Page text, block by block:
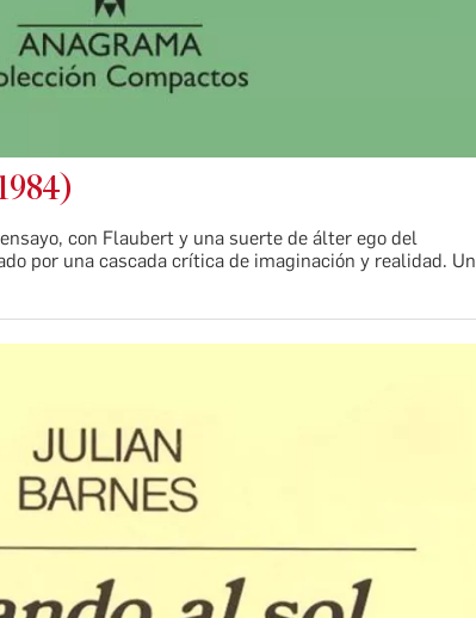
con Flaubert y una suerte de álter ego del
por una cascada crítica de imaginación y realidad. Un